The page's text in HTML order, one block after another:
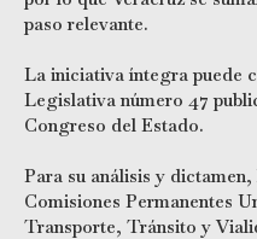
paso relevante.
La iniciativa íntegra puede
Legislativa número 47
Congreso del Estado.
Para su análisis y
Comisiones Permanentes
Transporte, Tránsito y